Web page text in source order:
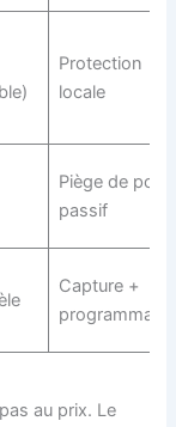
Protection
locale
Piège de
passif
Capture +
au prix. Le